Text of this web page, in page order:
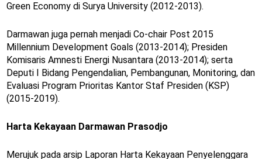
Green Economy di Surya University (2012-2013).
Darmawan juga pernah menjadi Co-chair Post 2015
Millennium Development Goals (2013-2014); Presiden
Komisaris Amnesti Energi Nusantara (2013-2014); serta
Deputi I Bidang Pengendalian, Pembangunan, Monitoring, dan
Evaluasi Program Prioritas Kantor Staf Presiden (KSP)
(2015-2019).
Harta Kekayaan Darmawan Prasodjo
Merujuk pada arsip Laporan Harta Kekayaan Penyelenggara